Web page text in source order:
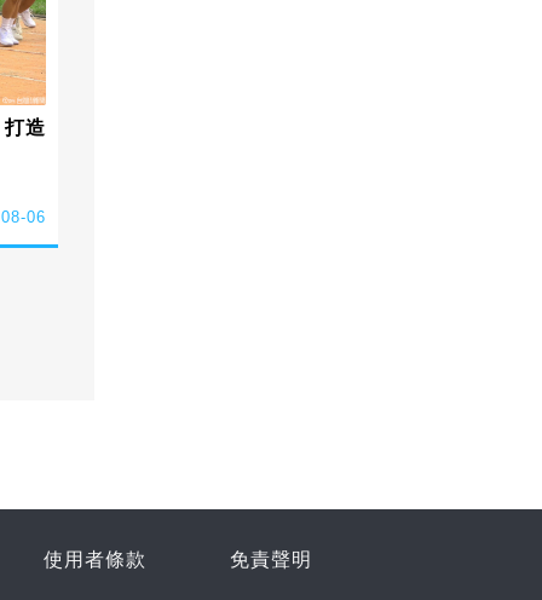
造
06
使用者條款 免責聲明